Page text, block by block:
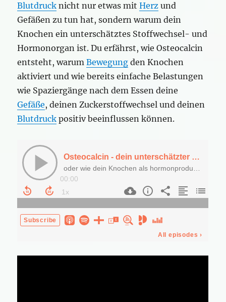
Blutdruck nicht nur etwas mitHerz und
Gefäßen zu tun hat, sondern warum dein
Knochen ein unterschätztes Stoffwechsel- und
Hormonorgan ist. Du erfährst, wie Osteocalcin
entsteht, warumBewegung den Knochen
aktiviert und wie bereits einfache Belastungen
wie Spaziergänge nach dem Essen deine
Gefäße, deinen Zuckerstoffwechsel und deinen
Blutdruck positiv beeinflussen können.